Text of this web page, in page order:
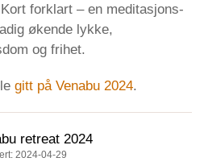
forklart – en meditasjons-
økende lykke,
og frihet.
gitt på Venabu 2024.
retreat 2024
2024-04-29